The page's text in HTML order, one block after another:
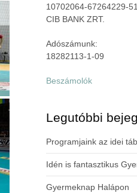
10702064-67264229-
CIB BANK ZRT.
Adószámunk:
18282113-1-09
Beszámolók
Legutóbbi
Programjaink az idei
Idén is fantasztikus
Gyermeknap Halápon